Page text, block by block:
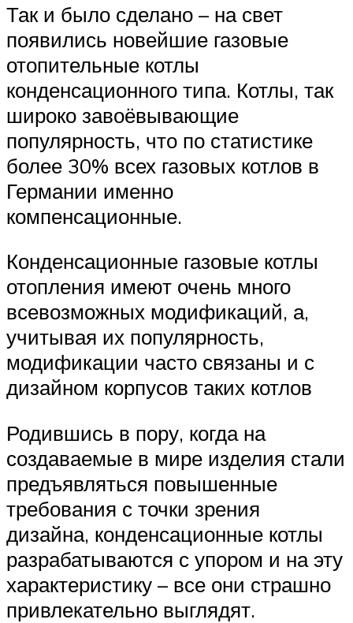
Так и было сделано – на свет
появились новейшие газовые
отопительные котлы
конденсационного типа. Котлы, так
широко завоёвывающие
популярность, что по статистике
более 30% всех газовых котлов в
Германии именно
компенсационные.
Конденсационные газовые котлы
отопления имеют очень много
всевозможных модификаций, а,
учитывая их популярность,
модификации часто связаны и с
дизайном корпусов таких котлов
Родившись в пору, когда на
создаваемые в мире изделия стали
предъявляться повышенные
требования с точки зрения
дизайна, конденсационные котлы
разрабатываются с упором и на эту
характеристику – все они страшно
привлекательно выглядят.